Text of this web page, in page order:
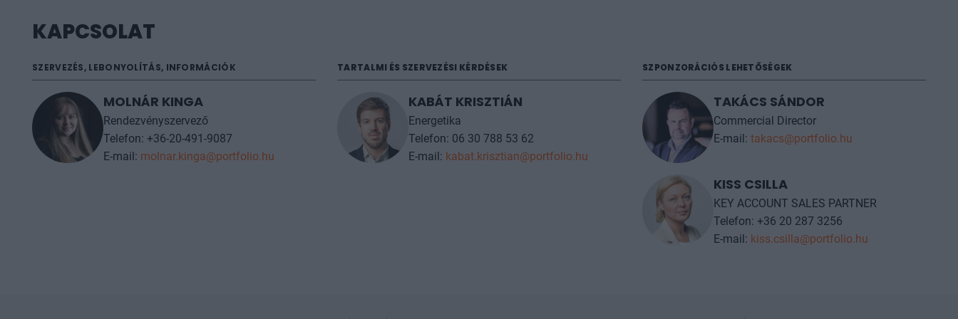
KAPCSOLAT
SZERVEZÉS, LEBONYOLÍTÁS, INFORMÁCIÓK
MOLNÁR KINGA
Rendezvényszervező
Telefon: +36-20-491-9087
E-mail: molnar.kinga@portfolio.hu
TARTALMI ÉS SZERVEZÉSI KÉRDÉSEK
KABÁT KRISZTIÁN
Energetika
Telefon: 06 30 788 53 62
E-mail: kabat.krisztian@portfolio.hu
SZPONZORÁCIÓS LEHETŐSÉGEK
TAKÁCS SÁNDOR
Commercial Director
E-mail: takacs@portfolio.hu
KISS CSILLA
KEY ACCOUNT SALES PARTNER
Telefon: +36 20 287 3256
E-mail: kiss.csilla@portfolio.hu